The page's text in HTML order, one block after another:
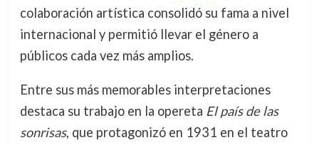
colaboración artística consolidó su fama a nivel
internacional y permitió llevar el género a
públicos cada vez más amplios.
Entre sus más memorables interpretaciones
destaca su trabajo en la opereta El país de las
sonrisas, que protagonizó en 1931 en el teatro